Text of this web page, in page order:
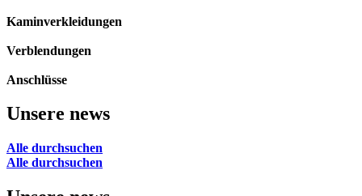
Kaminverkleidungen
Verblendungen
Anschlüsse
Unsere news
Alle durchsuchen
Alle durchsuchen